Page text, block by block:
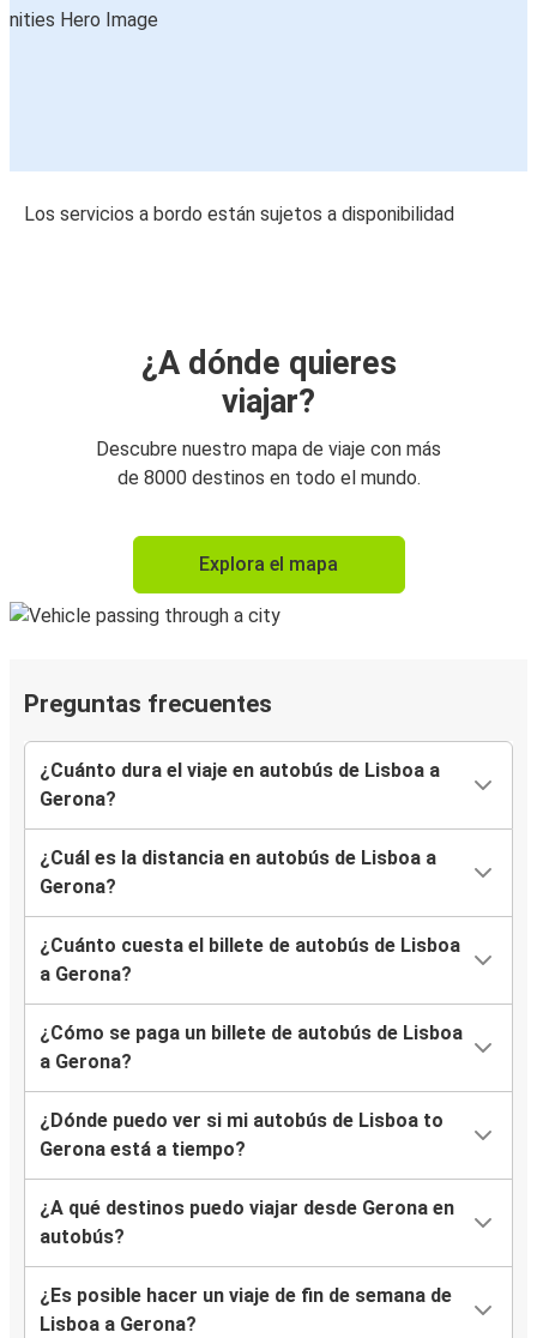
Los servicios a bordo están sujetos a disponibilidad
¿A dónde quieres
viajar?
Descubre nuestro mapa de viaje con más
de 8000 destinos en todo el mundo.
Explora el mapa
Preguntas frecuentes
¿Cuánto dura el viaje en autobús de Lisboa a
Gerona?
¿Cuál es la distancia en autobús de Lisboa a
Gerona?
¿Cuánto cuesta el billete de autobús de Lisboa
a Gerona?
¿Cómo se paga un billete de autobús de Lisboa
a Gerona?
¿Dónde puedo ver si mi autobús de Lisboa to
Gerona está a tiempo?
¿A qué destinos puedo viajar desde Gerona en
autobús?
¿Es posible hacer un viaje de fin de semana de
Lisboa a Gerona?